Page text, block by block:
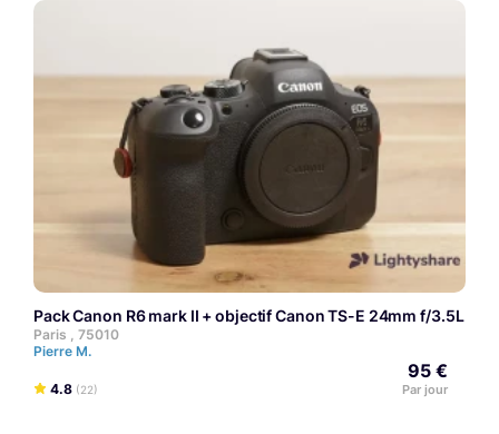
Pack Canon R6 mark II + objectif Canon TS-E 24mm f/3.5L II
Paris , 75010
Pierre M.
4.8 (22)
95 €
Par jour